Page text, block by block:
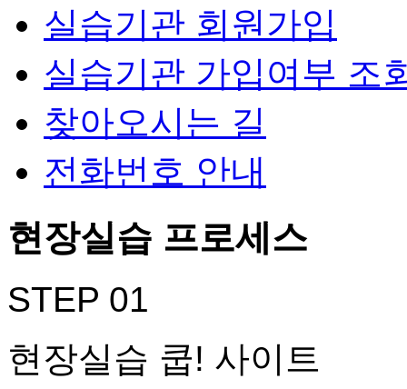
실습기관 회원가입
실습기관 가입여부 조
찾아오시는 길
전화번호 안내
현장실습 프로세스
STEP 01
현장실습 쿱! 사이트